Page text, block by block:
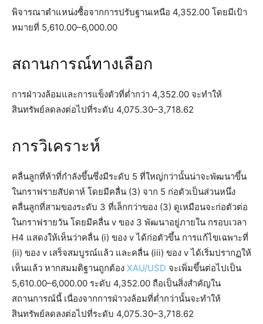
พิจารณาตำแหน่งซื้อจากการปรับฐานเหนือ 4,352.00 โดยมีเป้า
หมายที่ 5,610.00–6,000.00
สถานการณ์ทางเลือก
การฝ่าวงล้อมและการแข็งตัวที่ต่ำกว่า 4,352.00 จะทำให้
สินทรัพย์ลดลงต่อไปที่ระดับ 4,075.30–3,718.62
การวิเคราะห์
คลื่นลูกที่ห้าที่กำลังขึ้นซึ่งมีระดับ 5 ที่ใหญ่กว่านั้นน่าจะพัฒนาขึ้น
ในกราฟรายสัปดาห์ โดยมีคลื่น (3) จาก 5 ก่อตัวเป็นส่วนหนึ่ง
คลื่นลูกที่สามของระดับ 3 ที่เล็กกว่าของ (3) ดูเหมือนจะก่อตัวต่อ
ในกราฟรายวัน โดยมีคลื่น v ของ 3 พัฒนาอยู่ภายใน กรอบเวลา
H4 แสดงให้เห็นว่าคลื่น (i) ของ v ได้ก่อตัวขึ้น การแก้ไขเฉพาะที่
(ii) ของ v เสร็จสมบูรณ์แล้ว และคลื่น (iii) ของ v ได้เริ่มปรากฏให้
เห็นแล้ว หากสมมติฐานถูกต้อง XAU/USD จะเพิ่มขึ้นต่อไปเป็น
5,610.00–6,000.00 ระดับ 4,352.00 ถือเป็นสิ่งสำคัญใน
สถานการณ์นี้ เนื่องจากการฝ่าวงล้อมที่ต่ำกว่านั้นจะทำให้
สินทรัพย์ลดลงต่อไปที่ระดับ 4,075.30–3,718.62